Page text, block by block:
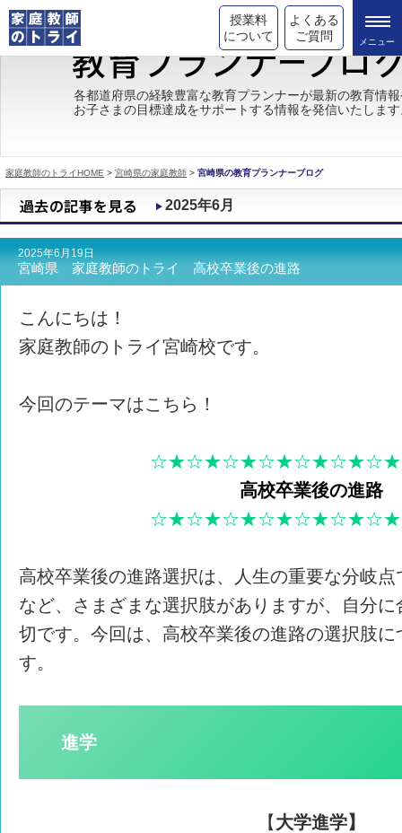
授業料
について
よくある
ご質問
トライの教育理念
成績が上がる理由
都道府県別情報
合格体験談
キャンペーン情報
各都道府県の経験豊富な教育プランナーが最新の教育情
お子さまの目標達成をサポートする情報を発信いたしま
家庭教師のトライHOME > 宮崎県の家庭教師 > 宮崎県の教育プランナーブログ
2025年6月
2025年6月19日
宮崎県 家庭教師のトライ 高校卒業後の進路
こんにちは！
家庭教師のトライ宮崎校です。
今回のテーマはこちら！
高校卒業後の進路
高校卒業後の進路選択は、人生の重要な分岐
など、さまざまな選択肢がありますが、自分
切です。今回は、高校卒業後の進路の選択肢
す。
進学
【大学進学】